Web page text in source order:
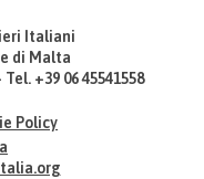
Italiani
di Malta
+39 06 45541558
Policy